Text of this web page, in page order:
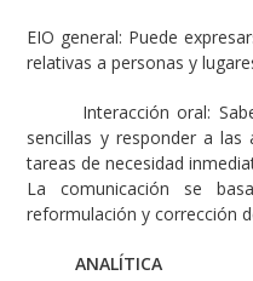
EIO general: Puede
relativas a personas y
Interacción oral: Sabe
sencillas y responder a
tareas de necesidad
La comunicación se
reformulación y corrección
ANALÍTICA